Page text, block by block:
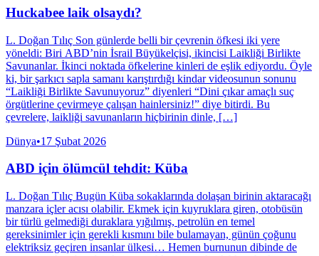
Huckabee laik olsaydı?
L. Doğan Tılıç Son günlerde belli bir çevrenin öfkesi iki yere
yöneldi: Biri ABD’nin İsrail Büyükelçisi, ikincisi Laikliği Birlikte
Savunanlar. İkinci noktada öfkelerine kinleri de eşlik ediyordu. Öyle
ki, bir şarkıcı sapla samanı karıştırdığı kindar videosunun sonunu
“Laikliği Birlikte Savunuyoruz” diyenleri “Dini çıkar amaçlı suç
örgütlerine çevirmeye çalışan hainlersiniz!” diye bitirdi. Bu
çevrelere, laikliği savunanların hiçbirinin dinle, […]
Dünya•17 Şubat 2026
ABD için ölümcül tehdit: Küba
L. Doğan Tılıç Bugün Küba sokaklarında dolaşan birinin aktaracağı
manzara içler acısı olabilir. Ekmek için kuyruklara giren, otobüsün
bir türlü gelmediği duraklara yığılmış, petrolün en temel
gereksinimler için gerekli kısmını bile bulamayan, günün çoğunu
elektriksiz geçiren insanlar ülkesi… Hemen burnunun dibinde de